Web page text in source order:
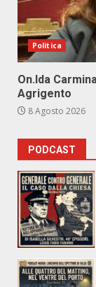
Politica
On.Ida
Agrigento
8 Agosto 2026
PODCAST